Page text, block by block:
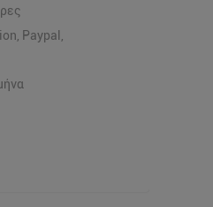
Paypal,